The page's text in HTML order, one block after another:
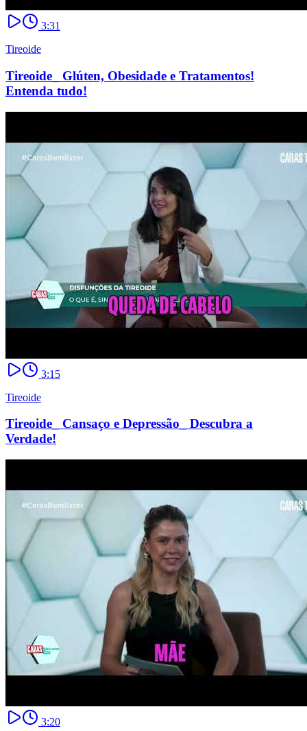
3:31
Tireoide
Tireoide_ Glúten, Obesidade e Tratamentos!
Entenda tudo!
3:15
Tireoide
Tireoide_ Cansaço e Depressão_ Descubra a
Verdade!
3:20